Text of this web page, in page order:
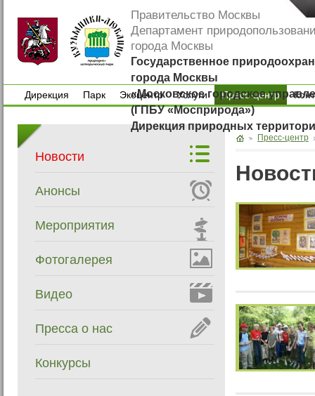
Правительство Москвы
Департамент
города Москвы
Государственное
города Москвы
«Московское городское
(ГПБУ «Мосприрода»)
Дирекция природных
Дирекция
Парк
Экоцентр
Экоцентр
Услуги
Услуги
Пресс-центр
Новости
Анонсы
Мероприятия
Фотогалерея
Видео
Пресса о нас
Конкурсы
Пресс-центр